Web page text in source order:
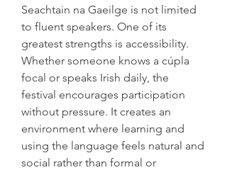
Seachtain na Gaeilge is not limited
to fluent speakers. One of its
greatest strengths is accessibility.
Whether someone knows a cúpla
focal or speaks Irish daily, the
festival encourages participation
without pressure. It creates an
environment where learning and
using the language feels natural and
social rather than formal or